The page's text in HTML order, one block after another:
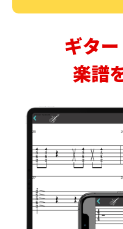
ギタ
楽譜